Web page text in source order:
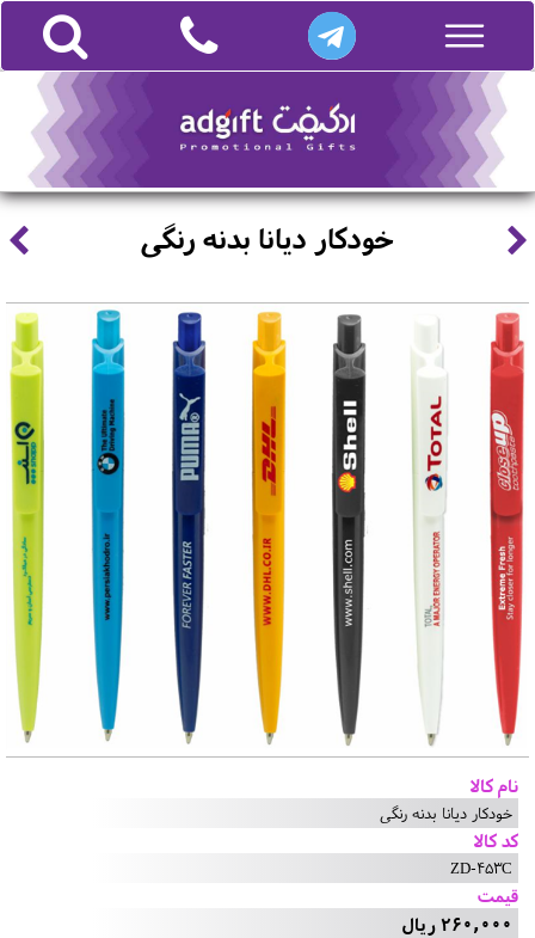
خودکار دیانا بدنه رنگی
نام کالا
خودکار دیانا بدنه رنگی
کد کالا
ZD-453C
قیمت
260,000 ریال